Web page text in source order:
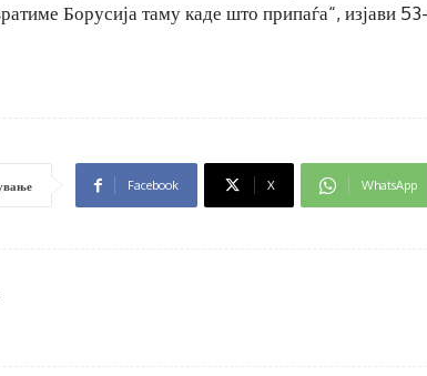
Борусија таму каде што припаѓа“, изјави
Facebook X WhatsApp